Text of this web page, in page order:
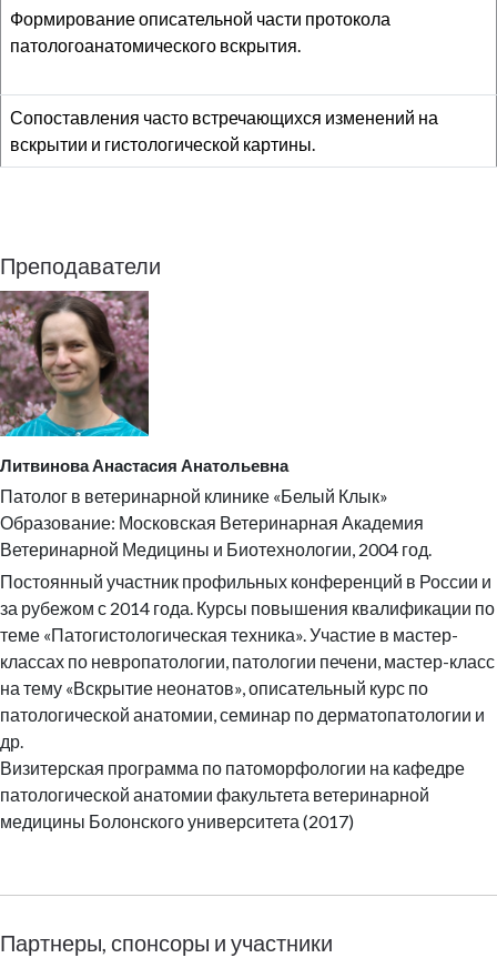
Формирование описательной части протокола
патологоанатомического вскрытия.
Сопоставления часто встречающихся изменений на
вскрытии и гистологической картины.
Преподаватели
Литвинова Анастасия Анатольевна
Патолог в ветеринарной клинике «Белый Клык»
Образование: Московская Ветеринарная Академия
Ветеринарной Медицины и Биотехнологии, 2004 год.
Постоянный участник профильных конференций в России и
за рубежом с 2014 года. Курсы повышения квалификации по
теме «Патогистологическая техника». Участие в мастер-
классах по невропатологии, патологии печени, мастер-класс
на тему «Вскрытие неонатов», описательный курс по
патологической анатомии, семинар по дерматопатологии и
др.
Визитерская программа по патоморфологии на кафедре
патологической анатомии факультета ветеринарной
медицины Болонского университета (2017)
Партнеры, спонсоры и участники